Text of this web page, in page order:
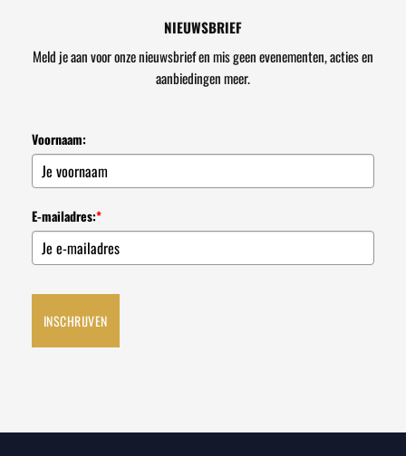
NIEUWSBRIEF
Meld je aan voor onze nieuwsbrief en mis geen evenementen, acties en
aanbiedingen meer.
Voornaam:
E-mailadres:*
INSCHRIJVEN